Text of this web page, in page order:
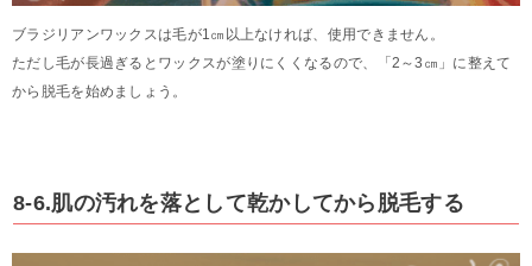
ブラジリアンワックスは毛が1㎝以上なければ、使用できません。
ただし毛が長過ぎるとワックスが塗りにくくなるので、「2～3㎝」に整えて
から脱毛を始めましょう。
8-6.肌の汚れを落として乾かしてから脱毛する